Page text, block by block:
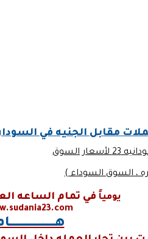
مقابل الجنيه في
السوق
، السوق السوداء )
يومياً في تمام الساعه